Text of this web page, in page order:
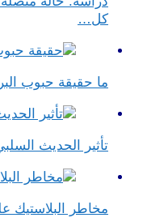
كل…
ما حقيقة حبوب
تأثير الحديث
مخاطر البلاستيك